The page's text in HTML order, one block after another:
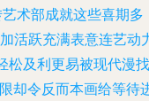
术部成就这些喜期多
活跃充满表意连艺动
松及利更易被现代漫找
却令反而本画给等待